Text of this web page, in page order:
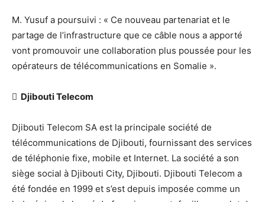
M. Yusuf a poursuivi : « Ce nouveau partenariat et le
partage de l’infrastructure que ce câble nous a apporté
vont promouvoir une collaboration plus poussée pour les
opérateurs de télécommunications en Somalie ».
 Djibouti Telecom
Djibouti Telecom SA est la principale société de
télécommunications de Djibouti, fournissant des services
de téléphonie fixe, mobile et Internet. La société a son
siège social à Djibouti City, Djibouti. Djibouti Telecom a
été fondée en 1999 et s’est depuis imposée comme un